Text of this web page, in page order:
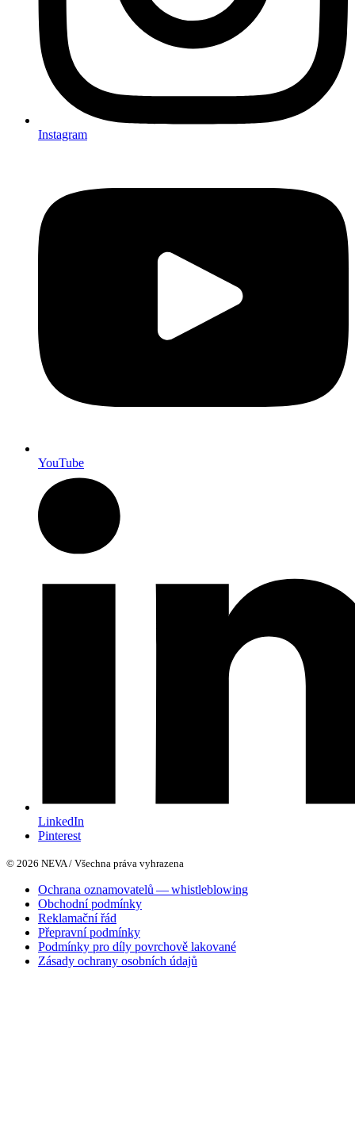
Instagram
YouTube
LinkedIn
Pinterest
© 2026 NEVA / Všechna práva vyhrazena
Ochrana oznamovatelů — whistleblowing
Obchodní podmínky
Reklamační řád
Přepravní podmínky
Podmínky pro díly povrchově lakované
Zásady ochrany osobních údajů